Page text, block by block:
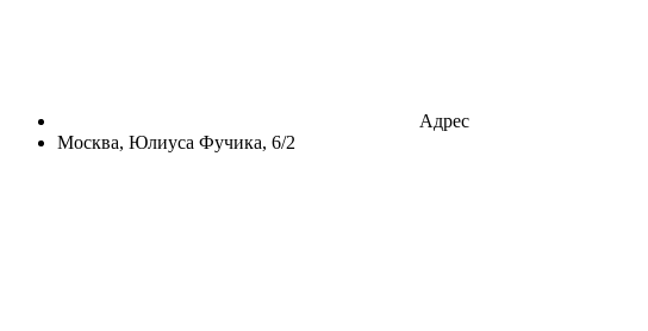
Адрес
Москва, Юлиуса Фучика, 6/2